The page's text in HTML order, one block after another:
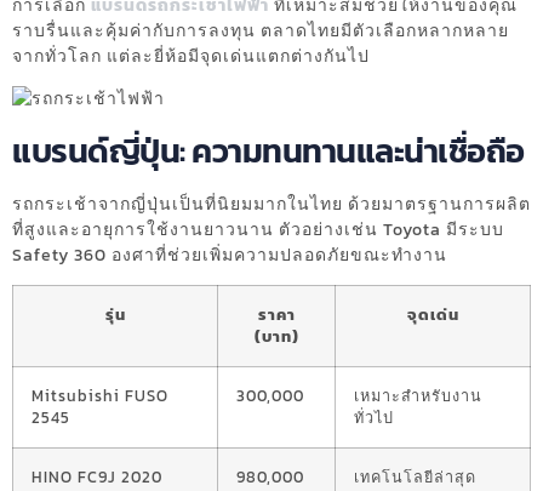
การเลือก แบรนด์รถกระเช้าไฟฟ้า ที่เหมาะสมช่วยให้งานของคุณ
ราบรื่นและคุ้มค่ากับการลงทุน ตลาดไทยมีตัวเลือกหลากหลาย
จากทั่วโลก แต่ละยี่ห้อมีจุดเด่นแตกต่างกันไป
แบรนด์ญี่ปุ่น: ความทนทานและน่าเชื่อถือ
รถกระเช้าจากญี่ปุ่นเป็นที่นิยมมากในไทย ด้วยมาตรฐานการผลิต
ที่สูงและอายุการใช้งานยาวนาน ตัวอย่างเช่น Toyota มีระบบ
Safety 360 องศาที่ช่วยเพิ่มความปลอดภัยขณะทำงาน
รุ่น
ราคา
(บาท)
จุดเด่น
Mitsubishi FUSO
2545
300,000
เหมาะสำหรับงาน
ทั่วไป
HINO FC9J 2020 980,000 เทคโนโลยีล่าสุด